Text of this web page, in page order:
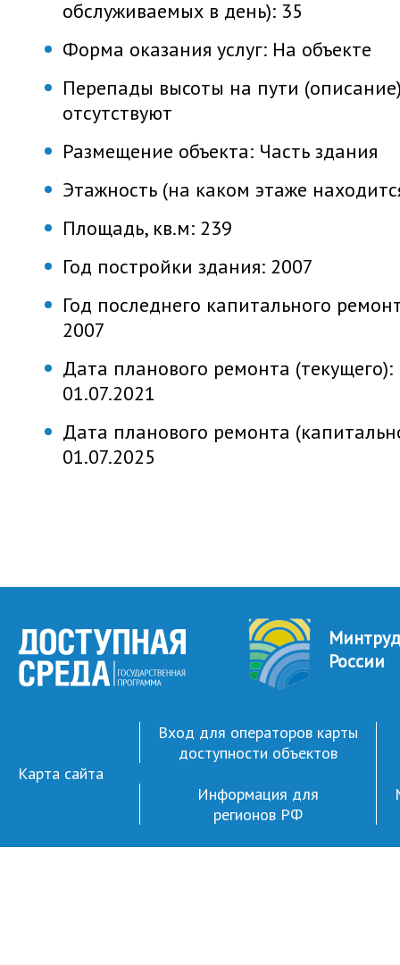
обслуживаемых в день): 35
Форма оказания услуг: На объекте
Перепады высоты на пути
отсутствуют
Размещение объекта: Часть здания
Этажность (на каком этаже
Площадь, кв.м: 239
Год постройки здания: 2007
Год последнего капитального
2007
Дата планового ремонта (текущего):
01.07.2021
Дата планового ремонта
01.07.2025
Минтруд
России
Карта сайта
Вход для операторов карты
доступности объектов
Информация для
регионов РФ